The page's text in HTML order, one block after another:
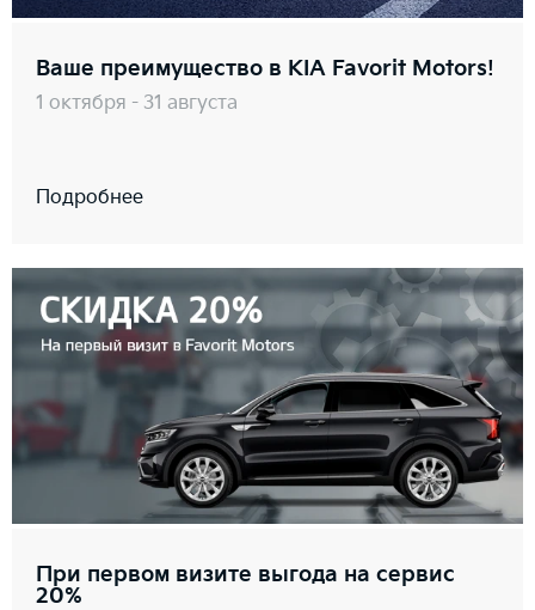
Ваше преимущество в KIA Favorit Motors!
1 октября - 31 августа
Подробнее
При первом визите выгода на сервис
20%